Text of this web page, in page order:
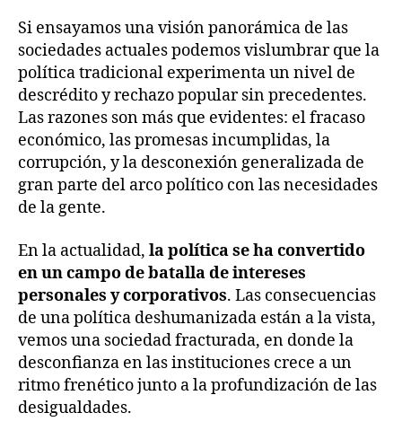
Si ensayamos una visión panorámica de las
sociedades actuales podemos vislumbrar que la
política tradicional experimenta un nivel de
descrédito y rechazo popular sin precedentes.
Las razones son más que evidentes: el fracaso
económico, las promesas incumplidas, la
corrupción, y la desconexión generalizada de
gran parte del arco político con las necesidades
de la gente.
En la actualidad, la política se ha convertido
en un campo de batalla de intereses
personales y corporativos. Las consecuencias
de una política deshumanizada están a la vista,
vemos una sociedad fracturada, en donde la
desconfianza en las instituciones crece a un
ritmo frenético junto a la profundización de las
desigualdades.